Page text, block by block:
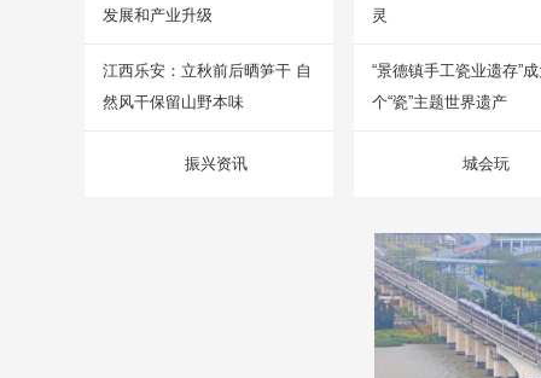
发展和产业升级
江西乐安：立秋前后晒笋干 自
然风干保留山野本味
振兴资讯
灵
“景德镇手工瓷业遗存”
个“瓷”主题世界遗产
城会玩